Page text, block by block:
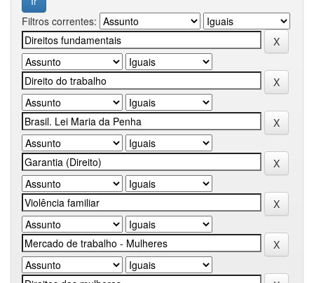
Filtros correntes: